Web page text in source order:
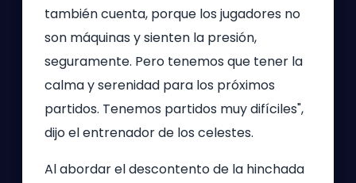
también cuenta, porque los jugadores no
son máquinas y sienten la presión,
seguramente. Pero tenemos que tener la
calma y serenidad para los próximos
partidos. Tenemos partidos muy difíciles",
dijo el entrenador de los celestes.
Al abordar el descontento de la hinchada